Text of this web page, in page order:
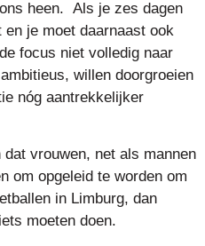
heen. Als je zes dagen
je moet daarnaast ook
focus niet volledig naar
willen doorgroeien
nóg aantrekkelijker
vrouwen, net als mannen
om opgeleid te worden om
in Limburg, dan
moeten doen.